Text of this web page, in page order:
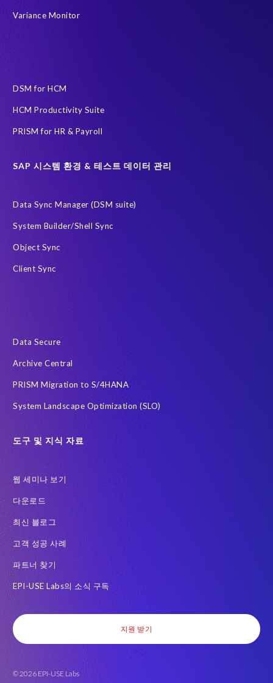
Variance Monitor
DSM for HCM
HCM Productivity Suite
PRISM for HR & Payroll
SAP 시스템 환경 & 테스트 데이터 관리
Data Sync Manager (DSM suite)
System Builder/Shell Sync
Object Sync
Client Sync
Data Secure
Archive Central
PRISM Migration to S/4HANA
System Landscape Optimization (SLO)
도구 및 지식 자료
웹 세미나 보기
다운로드
최신 블로그
고객 성공 사례
파트너 찾기
EPI-USE Labs의 소식 구독
지원 받기
© 2026 EPI-USE Labs